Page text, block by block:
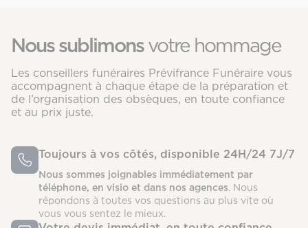
Nous sublimonsvotre hommage
Les conseillers funéraires Prévifrance Funéraire vous
accompagnent à chaque étape de la préparation et
de l’organisation des obsèques, en toute confiance
et au prix juste.
Toujours à vos côtés, disponible 24H/24 7J/7
Nous sommes joignables immédiatement par
téléphone, en visio et dans nos agences. Nous
répondons à toutes vos questions au plus vite où
vous vous sentez le mieux.